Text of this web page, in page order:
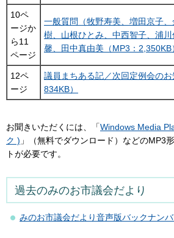
10ペ
ージか
ら11
ページ
一般質問（牧野寿美、増田京子
樹、山根ひとみ、中西智子、浦
馨、田中真由美（MP3：2,350KB
12ペ
ージ
議員まちある記／次回定例会のお
834KB）
お聞きいただくには、「Windows Media
ク ) 」（無料でダウンロード）などのMP3
トが必要です。
過去のみのお市議会だより
みのお市議会だより音声版バックナン